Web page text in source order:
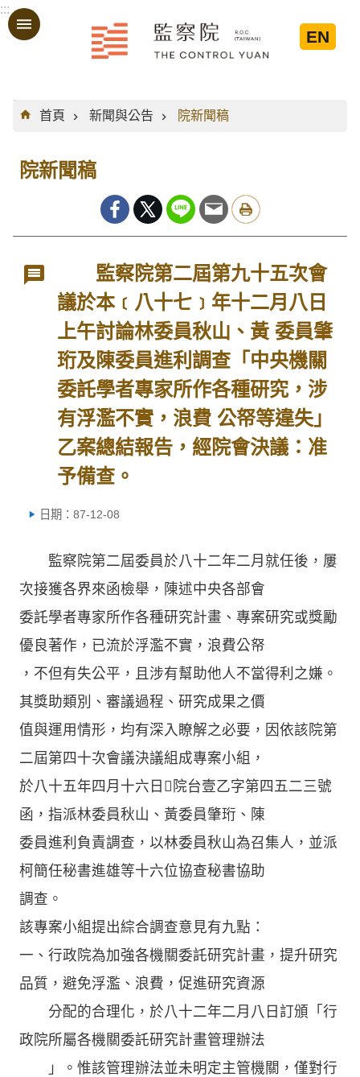
跳到主要內容區塊
:::
EN
:::
首頁
新聞與公告 院新聞稿
院新聞稿
監察院第二屆第九十五次會
議於本﹝八十七﹞年十二月八日
上午討論林委員秋山、黃 委員肇
珩及陳委員進利調查「中央機關
委託學者專家所作各種研究，涉
有浮濫不實，浪費 公帑等違失」
乙案總結報告，經院會決議：准
予備查。
日期：87-12-08
監察院第二屆委員於八十二年二月就任後，屢
次接獲各界來函檢舉，陳述中央各部會
委託學者專家所作各種研究計畫、專案研究或獎勵
優良著作，已流於浮濫不實，浪費公帑
，不但有失公平，且涉有幫助他人不當得利之嫌。
其獎助類別、審議過程、研究成果之價
值與運用情形，均有深入瞭解之必要，因依該院第
二屆第四十次會議決議組成專案小組，
於八十五年四月十六日院台壹乙字第四五二三號
函，指派林委員秋山、黃委員肇珩、陳
委員進利負責調查，以林委員秋山為召集人，並派
柯簡任秘書進雄等十六位協查秘書協助
調查。
該專案小組提出綜合調查意見有九點：
一、行政院為加強各機關委託研究計畫，提升研究
品質，避免浮濫、浪費，促進研究資源
分配的合理化，於八十二年二月八日訂頒「行
政院所屬各機關委託研究計畫管理辦法
」。惟該管理辦法並未明定主管機關，僅對行